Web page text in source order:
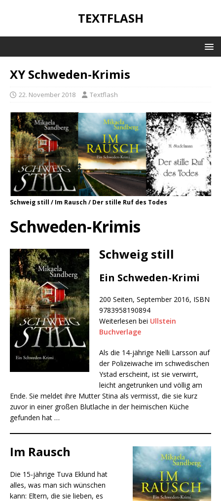
TEXTFLASH
XY Schweden-Krimis
22. November 2018 Textflash
Schweig still / Im Rausch / Der stille Ruf des Todes
Schweden-Krimis
Schweig still
Ein Schweden-Krimi
200 Seiten, September 2016, ISBN
9783958190894
Weiterlesen bei Ullstein
Buchverlage
Als die 14-jährige Nelli Larsson auf
der Polizeiwache im schwedischen
Ystad erscheint, ist sie verwirrt,
leicht angetrunken und völlig am
Ende. Sie meldet ihre Mutter Stina als vermisst, die sie kurz
zuvor in einer großen Blutlache in der heimischen Küche
gefunden hat …
Im Rausch
Die 15-jährige Tuva Eklund hat
alles, was man sich wünschen
kann: Eltern, die sie lieben, es